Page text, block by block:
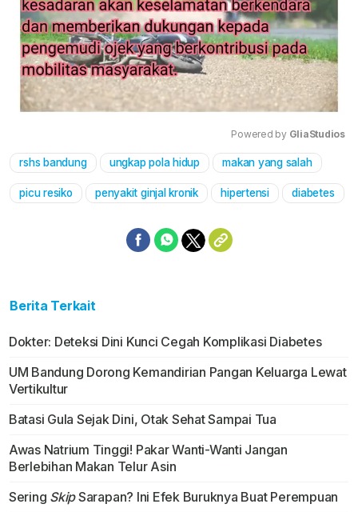
Mute
Powered by GliaStudios
rshs bandung ungkap pola hidup makan yang salah
picu resiko penyakit ginjal kronik hipertensi diabetes
Berita Terkait
Dokter: Deteksi Dini Kunci Cegah Komplikasi Diabetes
UM Bandung Dorong Kemandirian Pangan Keluarga Lewat
Vertikultur
Batasi Gula Sejak Dini, Otak Sehat Sampai Tua
Awas Natrium Tinggi! Pakar Wanti-Wanti Jangan
Berlebihan Makan Telur Asin
Sering SkipSarapan? Ini Efek Buruknya Buat Perempuan